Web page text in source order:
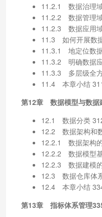
11.2.1 数据治理
11.2.2 数据管理
11.2.3 数据应用
11.3 如何开展数
11.3.1 地定位数
11.3.2 明确数据
11.3.3 多层级全
11.4 本章小结
第12章 数据模型与数据
12.1 数据分类
12.2 数据架构和
12.2.1 数据架构
12.2.2 数据模型
12.2.3 数据建模
12.3 数据仓库体
12.4 本章小结
第13章 指标体系管理